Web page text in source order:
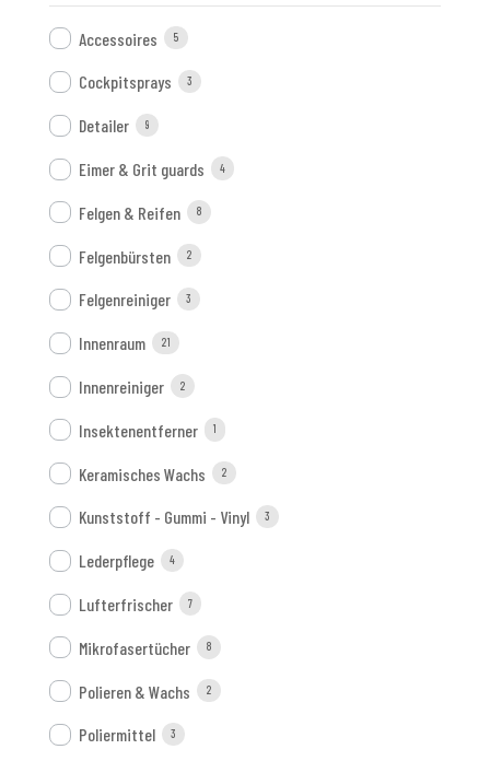
Accessoires 5
Cockpitsprays 3
Detailer 9
Eimer & Grit guards 4
Felgen & Reifen 8
Felgenbürsten 2
Felgenreiniger 3
Innenraum 21
Innenreiniger 2
Insektenentferner 1
Keramisches Wachs 2
Kunststoff - Gummi - Vinyl 3
Lederpflege 4
Lufterfrischer 7
Mikrofasertücher 8
Polieren & Wachs 2
Poliermittel 3